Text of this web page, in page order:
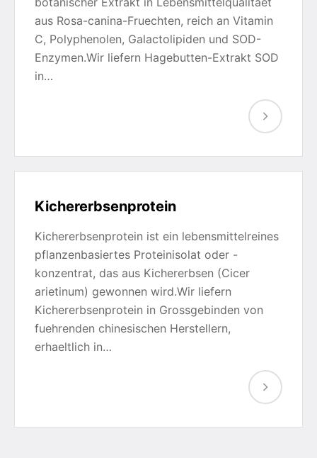
aus Rosa-canina-Fruechten, reich an Vitamin
C, Polyphenolen, Galactolipiden und SOD-
Enzymen.Wir liefern Hagebutten-Extrakt SOD
in…
Kichererbsenprotein
Kichererbsenprotein ist ein lebensmittelreines
pflanzenbasiertes Proteinisolat oder -
konzentrat, das aus Kichererbsen (Cicer
arietinum) gewonnen wird.Wir liefern
Kichererbsenprotein in Grossgebinden von
fuehrenden chinesischen Herstellern,
erhaeltlich in…